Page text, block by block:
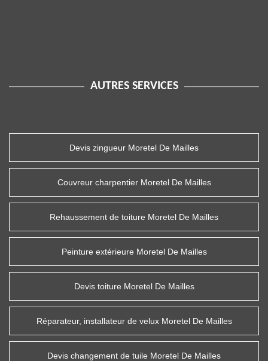
AUTRES SERVICES
Devis zingueur Moretel De Mailles
Couvreur charpentier Moretel De Mailles
Rehaussement de toiture Moretel De Mailles
Peinture extérieure Moretel De Mailles
Devis toiture Moretel De Mailles
Réparateur, installateur de velux Moretel De Mailles
Devis changement de tuile Moretel De Mailles